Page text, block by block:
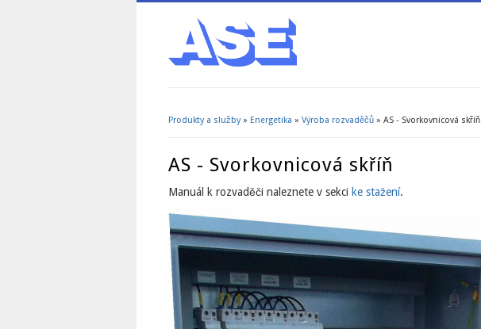
Produkty a služby» Energetika » Výroba rozvaděčů » AS - Svorkovnicová skříň
AS - Svorkovnicová skříň
Manuál k rozvaděči naleznete v sekci ke stažení.